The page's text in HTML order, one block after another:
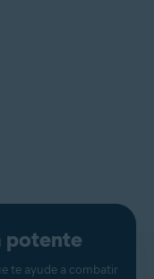
potente
te ayude a combatir